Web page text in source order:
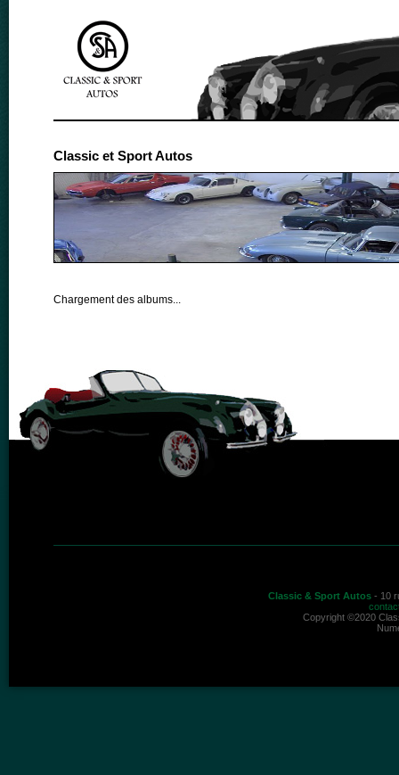
Classic et Sport Autos
Chargement des albums...
Classic & Sport Autos - 10
Copyright ©2020